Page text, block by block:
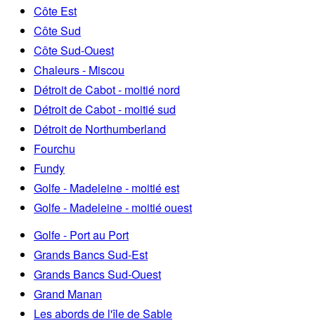
Côte Est
Côte Sud
Côte Sud-Ouest
Chaleurs - Miscou
Détroit de Cabot - moitié nord
Détroit de Cabot - moitié sud
Détroit de Northumberland
Fourchu
Fundy
Golfe - Madeleine - moitié est
Golfe - Madeleine - moitié ouest
Golfe - Port au Port
Grands Bancs Sud-Est
Grands Bancs Sud-Ouest
Grand Manan
Les abords de l'île de Sable